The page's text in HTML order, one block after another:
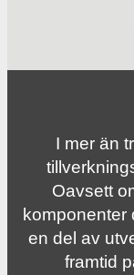
I mer än
Oavsett
komponenter
en del av
framtid